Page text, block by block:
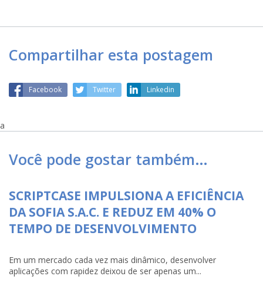
Compartilhar esta postagem
Facebook Twitter Linkedin
a
Você pode gostar também…
SCRIPTCASE IMPULSIONA A EFICIÊNCIA
DA SOFIA S.A.C. E REDUZ EM 40% O
TEMPO DE DESENVOLVIMENTO
Em um mercado cada vez mais dinâmico, desenvolver
aplicações com rapidez deixou de ser apenas um...